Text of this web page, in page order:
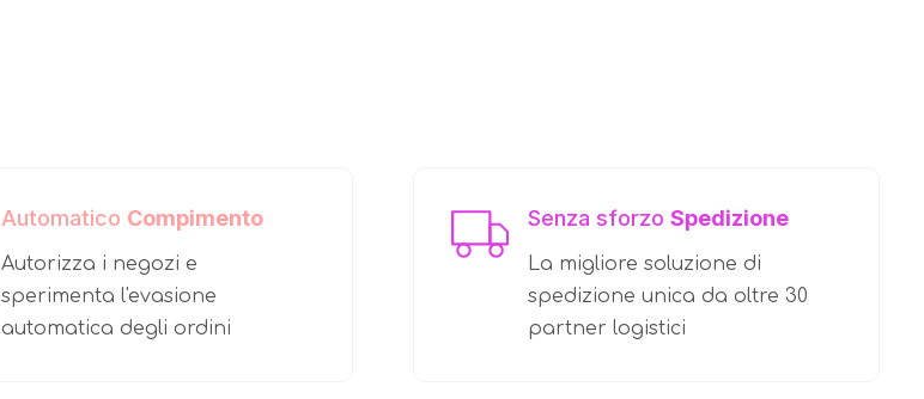
Automatico Compimento
Autorizza i negozi e
sperimenta l'evasione
automatica degli ordini
Senza sforzo Spedizione
La migliore soluzione di
spedizione unica da oltre 30
partner logistici